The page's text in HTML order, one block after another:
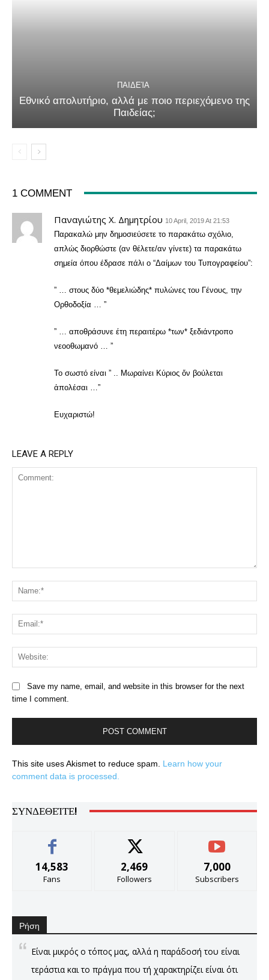
ΠΑΙΔΕΊΑ
Εθνικό απολυτήριο, αλλά με ποιο περιεχόμενο της
Παιδείας;
1 COMMENT
Παναγιώτης X. Δημητρίου 10 April, 2019 At 21:53
Παρακαλώ μην δημοσιεύσετε το παρακάτω σχόλιο,
απλώς διορθώστε (αν θέλετε/αν γίνετε) τα παρακάτω
σημεία όπου έδρασε πάλι ο “Δαίμων του Τυπογραφείου”:
” … στους δύο *θεμελιώδης* πυλώνες του Γένους, την
Ορθοδοξία … ”
” … αποθράσυνε έτη περαιτέρω *των* ξεδιάντροπο
νεοοθωμανό … ”
Το σωστό είναι ” .. Μωραίνει Κύριος ὅν βούλεται
ἀπολέσαι …”
Ευχαριστώ!
LEAVE A REPLY
Save my name, email, and website in this browser for the next
time I comment.
This site uses Akismet to reduce spam. Learn how your
comment data is processed.
ΣΥΝΔΕΘΕΊΤΕ!
14,583
Fans
2,469
Followers
7,000
Subscribers
Ρήση
Είναι μικρός ο τόπος μας, αλλά η παράδοσή του είναι
τεράστια και το πράγμα που τή χαρακτηρίζει είναι ότι